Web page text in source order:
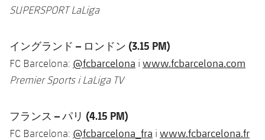
SUPERSPORT LaLiga
イングランド – ロンドン (3.15 PM)
FC Barcelona: @fcbarcelona i www.fcbarcelona.com
Premier Sports i LaLiga TV
フランス – パリ (4.15 PM)
FC Barcelona: @fcbarcelona_fra i www.fcbarcelona.fr